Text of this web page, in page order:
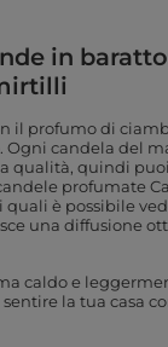
in
il profumo di
Ogni candela del
qualità, quindi
profumate
è possibile
una diffusione
caldo e
la tua casa